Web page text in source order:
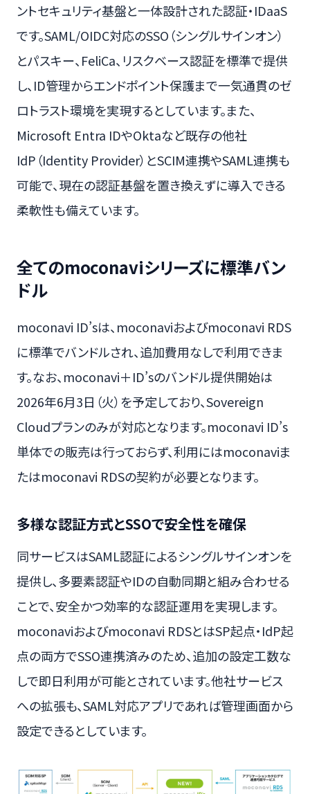
ントセキュリティ基盤と一体設計された認証・IDaaS
です。SAML/OIDC対応のSSO（シングルサインオン）
とパスキー、FeliCa、リスクベース認証を標準で提供
し、ID管理からエンドポイント保護まで一気通貫のゼ
ロトラスト環境を実現するとしています。また、
Microsoft Entra IDやOktaなど既存の他社
IdP（Identity Provider）とSCIM連携やSAML連携も
可能で、現在の認証基盤を置き換えずに導入できる
柔軟性も備えています。
全てのmoconaviシリーズに標準バン
ドル
moconavi ID’sは、moconaviおよびmoconavi RDS
に標準でバンドルされ、追加費用なしで利用できま
す。なお、moconavi＋ID’sのバンドル提供開始は
2026年6月3日（火）を予定しており、Sovereign
Cloudプランのみが対応となります。moconavi ID’s
単体での販売は行っておらず、利用にはmoconaviま
たはmoconavi RDSの契約が必要となります。
多様な認証方式とSSOで安全性を確保
同サービスはSAML認証によるシングルサインオンを
提供し、多要素認証やIDの自動同期と組み合わせる
ことで、安全かつ効率的な認証運用を実現します。
moconaviおよびmoconavi RDSとはSP起点・IdP起
点の両方でSSO連携済みのため、追加の設定工数な
しで即日利用が可能とされています。他社サービス
への拡張も、SAML対応アプリであれば管理画面から
設定できるとしています。